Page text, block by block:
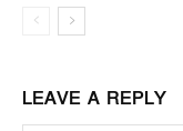
LEAVE A REPLY